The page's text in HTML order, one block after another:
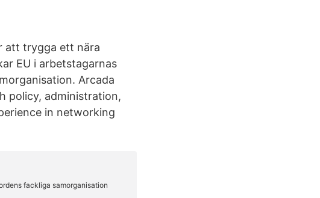
att trygga ett nära
EU i arbetstagarnas
Arcada
policy, administration,
in networking